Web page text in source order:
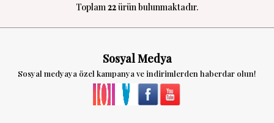
Toplam22ürün bulunmaktadır.
Sosyal Medya
Sosyal medyaya özel kampanya ve indirimlerden haberdar olun!